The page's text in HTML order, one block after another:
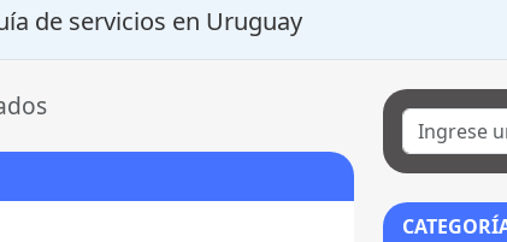
de servicios en Uruguay